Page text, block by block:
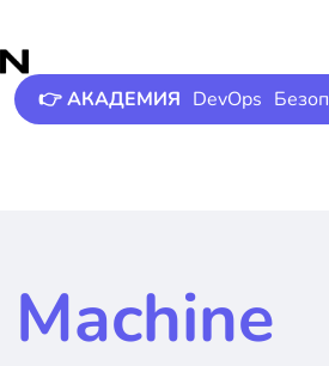
👉 АКАДЕМИЯ DevOps Безоп